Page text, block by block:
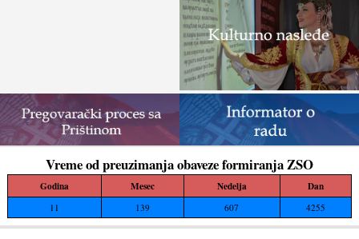
Vreme od preuzimanja obaveze formiranja ZSO
Godina Mesec Nedelja Dan
11 139 607 4255